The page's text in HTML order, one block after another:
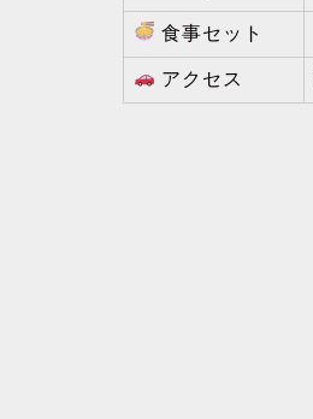
食事セット
アクセス